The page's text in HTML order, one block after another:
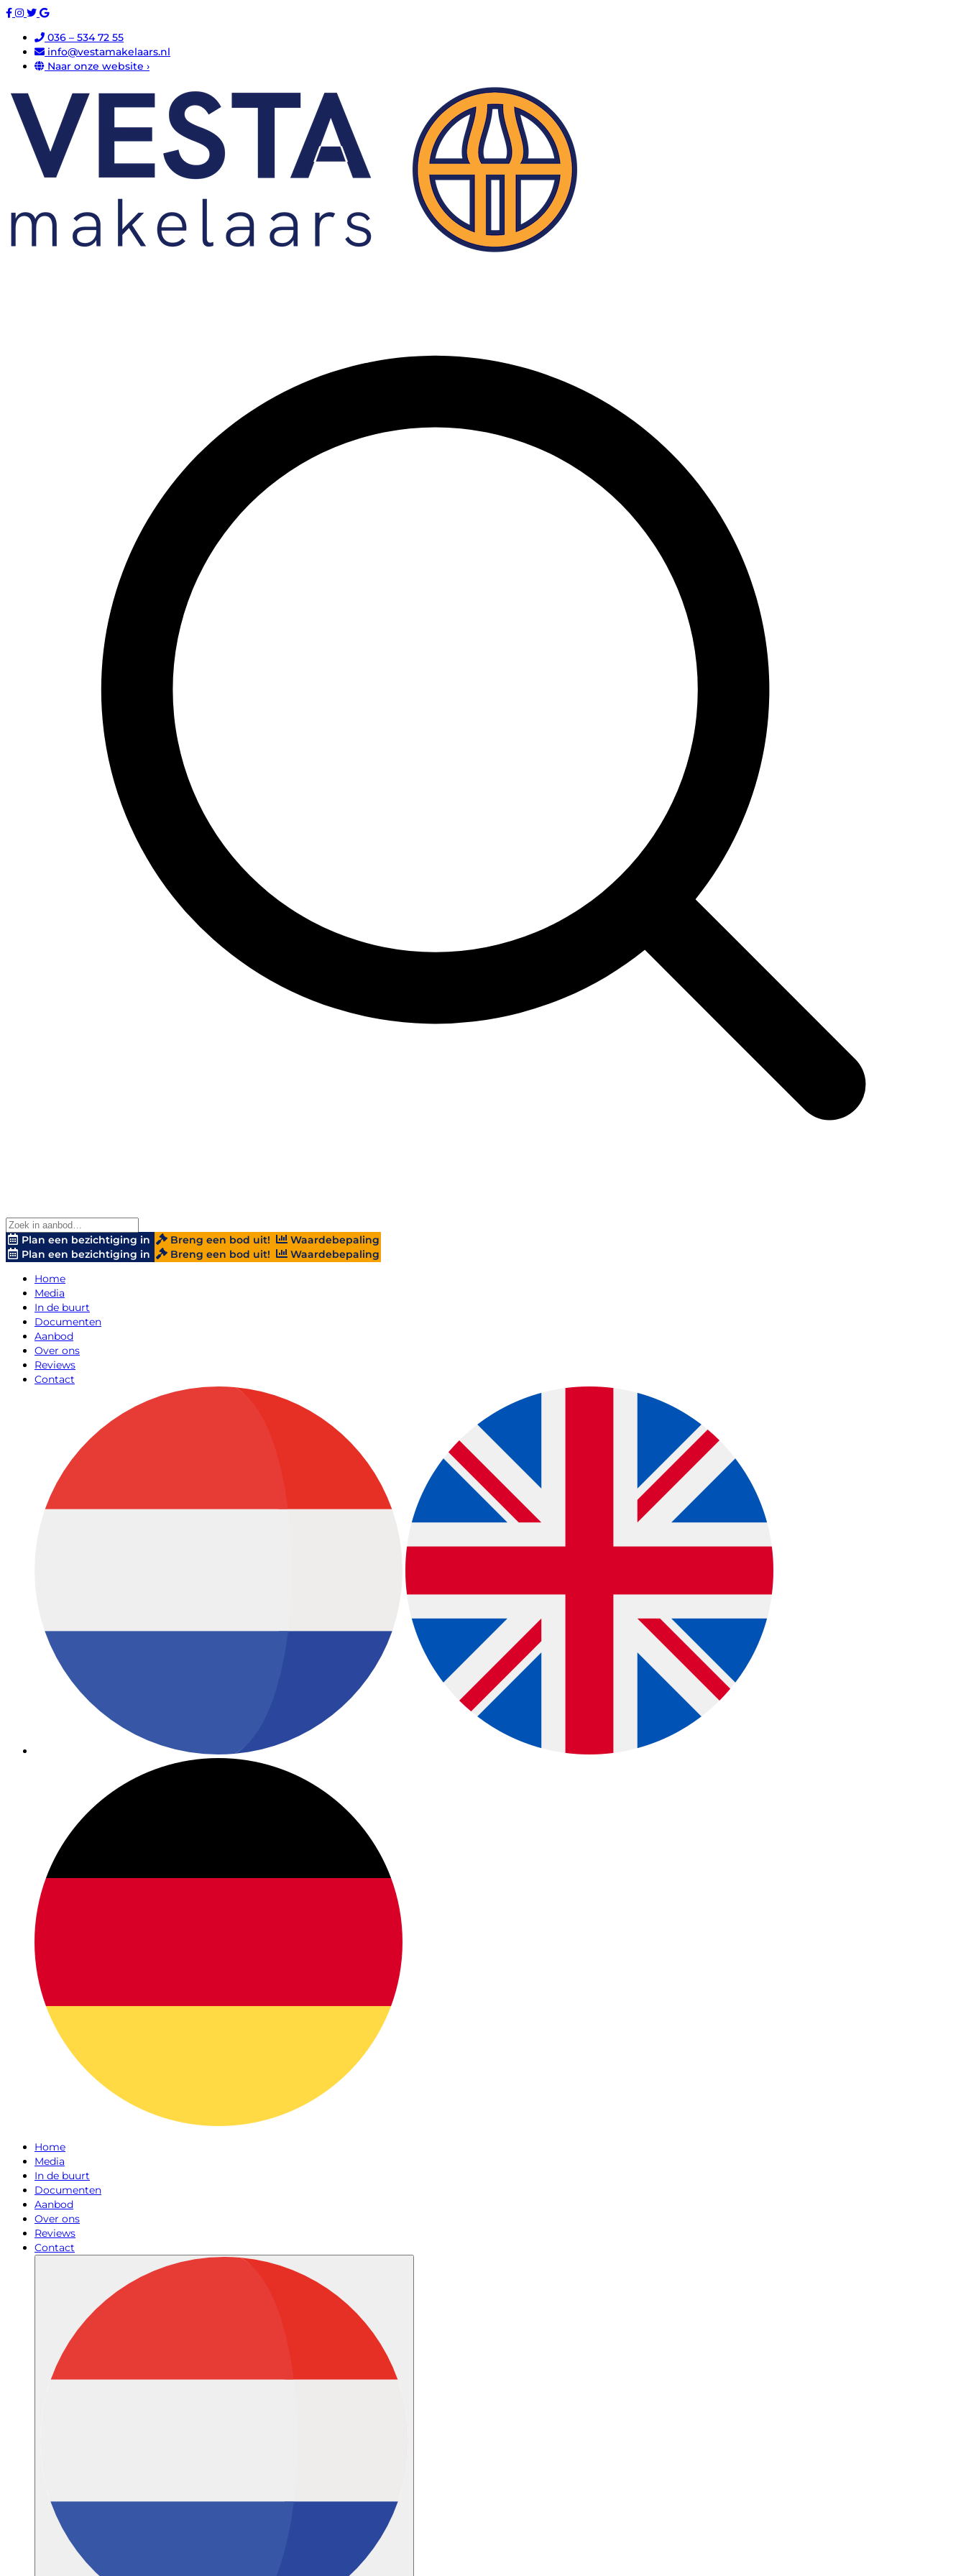
036 – 534 72 55
info@vestamakelaars.nl
Naar onze website ›
Plan een bezichtiging in Breng een bod uit!
Waardebepaling
Plan een bezichtiging in
Breng een bod uit!
Waardebepaling
Home
Media
In de buurt
Documenten
Aanbod
Over ons
Reviews
Contact
Home
Media
In de buurt
Documenten
Aanbod
Over ons
Reviews
Contact